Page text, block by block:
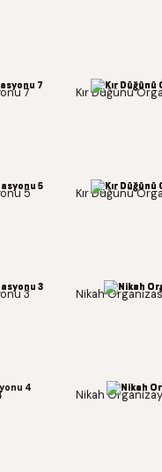
7 Kır Düğünü
5 Kır Düğünü
3 Nikah
Nikah